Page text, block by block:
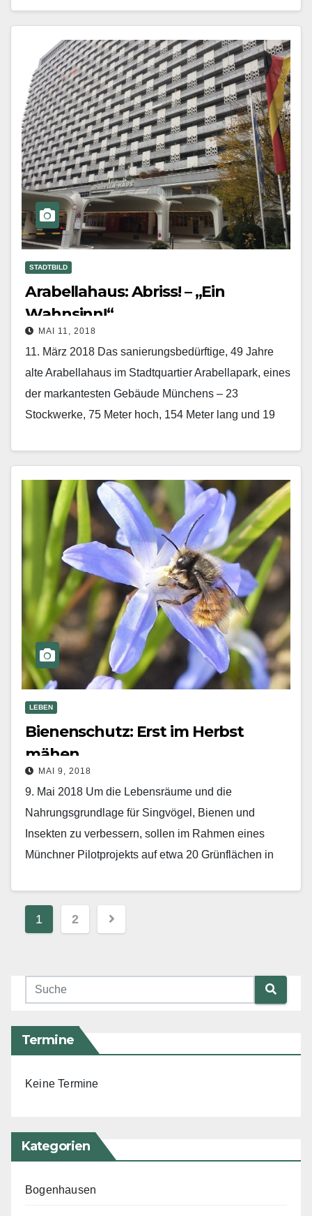
Mehr erfahren
STADTBILD
Arabellahaus: Abriss! – „Ein
Wahnsinn!“
MAI 11, 2018
11. März 2018 Das sanierungsbedürftige, 49 Jahre
alte Arabellahaus im Stadtquartier Arabellapark, eines
der markantesten Gebäude Münchens – 23
Stockwerke, 75 Meter hoch, 154 Meter lang und 19
Mehr erfahren
LEBEN
Bienenschutz: Erst im Herbst
mähen
MAI 9, 2018
9. Mai 2018 Um die Lebensräume und die
Nahrungsgrundlage für Singvögel, Bienen und
Insekten zu verbes­sern, sollen im Rahmen eines
Münchner Pilotprojekts auf etwa 20 Grünflächen in
Mehr erfahren
Beitragsnavigation
1 2
Termine
Keine Termine
Kategorien
Bogenhausen